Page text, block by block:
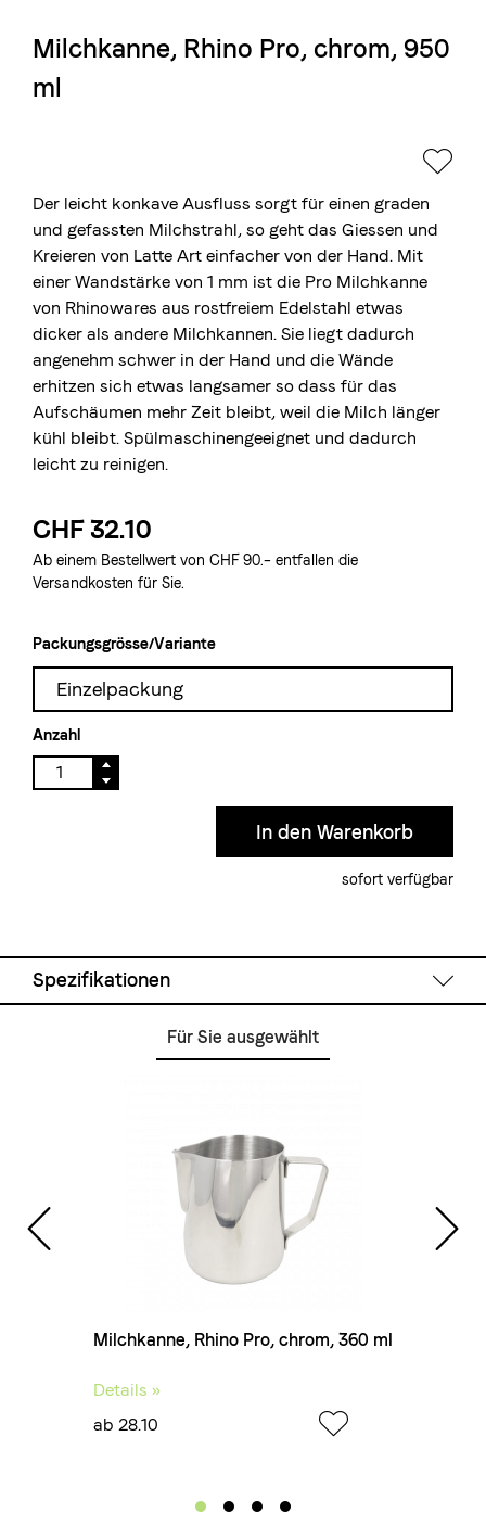
Die Berner Rösterei
Blasercafé
© 2026 Blasercafé AG
Milchkanne, Rhino Pro, chrom, 950
ml
Der leicht konkave Ausfluss sorgt für einen graden
und gefassten Milchstrahl, so geht das Giessen und
Kreieren von Latte Art einfacher von der Hand. Mit
einer Wandstärke von 1 mm ist die Pro Milchkanne
von Rhinowares aus rostfreiem Edelstahl etwas
dicker als andere Milchkannen. Sie liegt dadurch
angenehm schwer in der Hand und die Wände
erhitzen sich etwas langsamer so dass für das
Aufschäumen mehr Zeit bleibt, weil die Milch länger
kühl bleibt. Spülmaschinengeeignet und dadurch
leicht zu reinigen.
CHF 32.10
Ab einem Bestellwert von CHF 90.– entfallen die
Versandkosten für Sie.
Packungsgrösse/Variante
Einzelpackung
Anzahl
sofort verfügbar
Spezifikationen
Chrom
Für Sie ausgewählt
Milchkanne, Rhino Pro, chrom, 360 ml
Details »
ab 28.10